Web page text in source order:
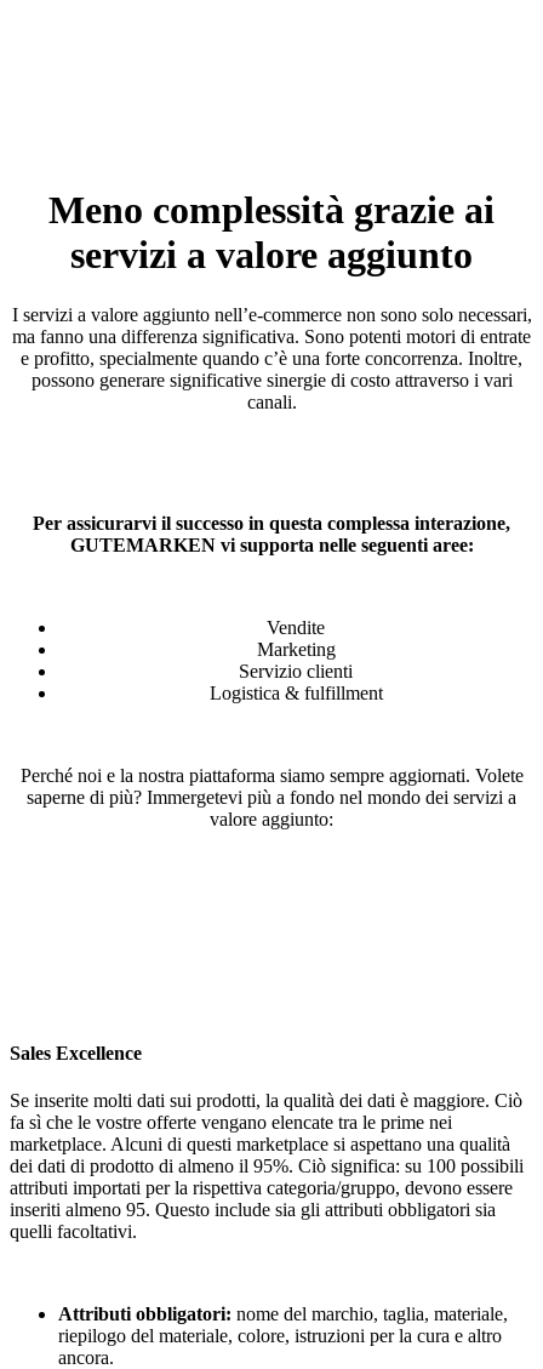
Meno complessità grazie ai
servizi a valore aggiunto
I servizi a valore aggiunto nell’e-commerce non sono solo necessari,
ma fanno una differenza significativa. Sono potenti motori di entrate
e profitto, specialmente quando c’è una forte concorrenza. Inoltre,
possono generare significative sinergie di costo attraverso i vari
canali.
Per assicurarvi il successo in questa complessa interazione,
GUTEMARKEN vi supporta nelle seguenti aree:
Vendite
Marketing
Servizio clienti
Logistica & fulfillment
Perché noi e la nostra piattaforma siamo sempre aggiornati. Volete
saperne di più? Immergetevi più a fondo nel mondo dei servizi a
valore aggiunto:
Sales Excellence
Se inserite molti dati sui prodotti, la qualità dei dati è maggiore. Ciò
fa sì che le vostre offerte vengano elencate tra le prime nei
marketplace. Alcuni di questi marketplace si aspettano una qualità
dei dati di prodotto di almeno il 95%. Ciò significa: su 100 possibili
attributi importati per la rispettiva categoria/gruppo, devono essere
inseriti almeno 95. Questo include sia gli attributi obbligatori sia
quelli facoltativi.
Attributi obbligatori: nome del marchio, taglia, materiale,
riepilogo del materiale, colore, istruzioni per la cura e altro
ancora.